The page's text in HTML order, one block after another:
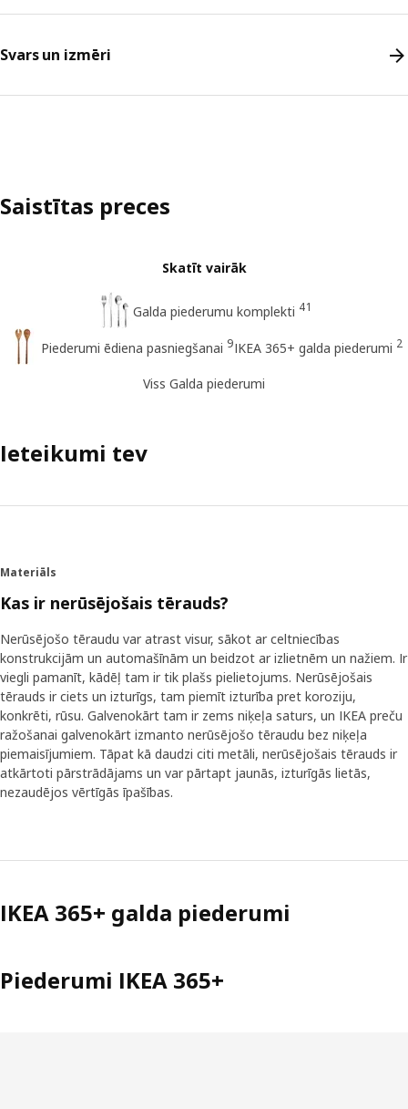
Svars un izmēri
Saistītas preces
Skatīt vairāk
Galda piederumu komplekti 41
Piederumi ēdiena pasniegšanai 9IKEA 365+ galda piederumi 2
Viss Galda piederumi
Ieteikumi tev
Materiāls
Kas ir nerūsējošais tērauds?
Nerūsējošo tēraudu var atrast visur, sākot ar celtniecības
konstrukcijām un automašīnām un beidzot ar izlietnēm un nažiem. Ir
viegli pamanīt, kādēļ tam ir tik plašs pielietojums. Nerūsējošais
tērauds ir ciets un izturīgs, tam piemīt izturība pret koroziju,
konkrēti, rūsu. Galvenokārt tam ir zems niķeļa saturs, un IKEA preču
ražošanai galvenokārt izmanto nerūsējošo tēraudu bez niķeļa
piemaisījumiem. Tāpat kā daudzi citi metāli, nerūsējošais tērauds ir
atkārtoti pārstrādājams un var pārtapt jaunās, izturīgās lietās,
nezaudējos vērtīgās īpašības.
IKEA 365+ galda piederumi
Piederumi IKEA 365+